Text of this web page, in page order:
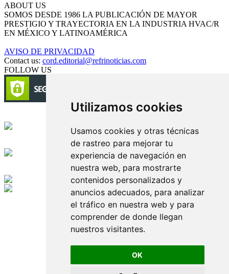
Utilizamos cookies
Usamos cookies y otras técnicas
de rastreo para mejorar tu
experiencia de navegación en
nuestra web, para mostrarte
contenidos personalizados y
anuncios adecuados, para analizar
el tráfico en nuestra web y para
comprender de donde llegan
nuestros visitantes.
OK
ABOUT US
SOMOS DESDE 1986 LA PUBLICACIÓN DE MAYOR
PRESTIGIO Y TRAYECTORIA EN LA INDUSTRIA HVAC/R
EN MÉXICO Y LATINOAMÉRICA
AVISO DE PRIVACIDAD
Contact us: cord.editorial@refrinoticias.com
FOLLOW US
Edición digital con tecnología
Playa Revolcadero 222 Col. Reforma Iztaccihuatl Norte C.P. 08810
CIUDAD DE MEXICO
Conmutador CIUDAD DE MEXICO (+52) 555 740 4476, 555 740
© 2000-2026 BURO DE MERCADOTECNIA DEL CENTRO,
S.A. Todos los derechos reservados
Todos los nombres, marcas, logotipos, productos e imagenes
mencionados son propiedad de sus respectivos dueños
Prohibida la reproducción total o parcial de los contenidos aqui